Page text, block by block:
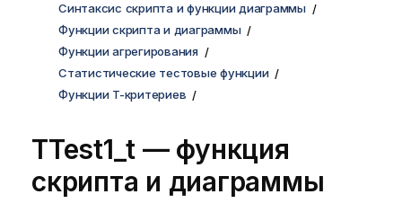
Синтаксис скрипта и функции диаграммы
Функции скрипта и диаграммы
Функции агрегирования
Статистические тестовые функции
Функции T-критериев
TTest1_t — функция
скриптa и диаграммы